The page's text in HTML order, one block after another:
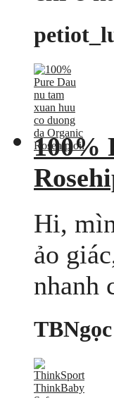
100%
Hi,
ảo
nhanh
TBNgọc